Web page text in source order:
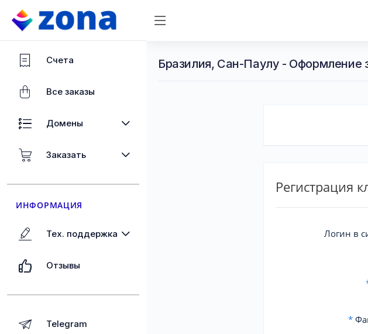
Счета
Все заказы
Домены
Заказать
ИНФОРМАЦИЯ
Тех. поддержка
Отзывы
Telegram
Бразилия, Сан-Паулу - Оформление
Регистрация
Логин в
*